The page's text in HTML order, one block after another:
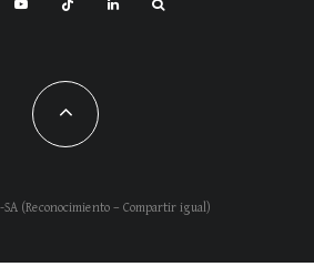
SA (Reconocimiento – Compartir igual)